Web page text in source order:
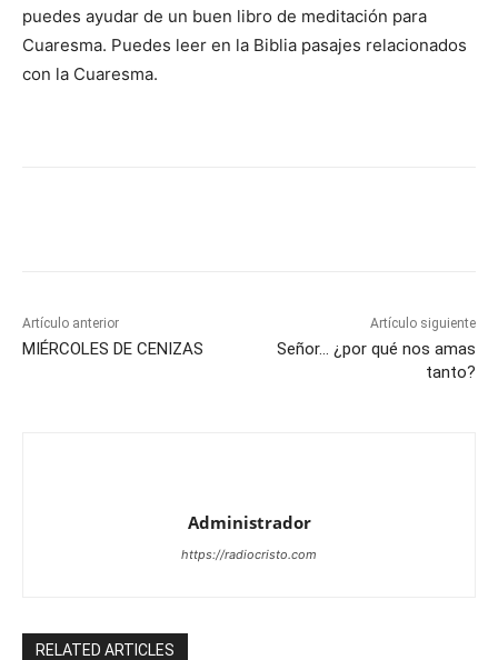
puedes ayudar de un buen libro de meditación para
Cuaresma. Puedes leer en la Biblia pasajes relacionados
con la Cuaresma.
Artículo anterior
MIÉRCOLES DE CENIZAS
Artículo siguiente
Señor… ¿por qué nos amas
tanto?
Administrador
https://radiocristo.com
RELATED ARTICLES